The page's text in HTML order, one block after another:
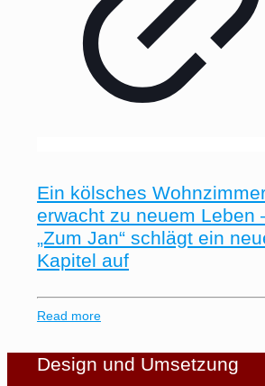
Ein kölsches
erwacht zu neuem Leben
„Zum Jan“ schlägt ein
Kapitel auf
Read more
Design und Umsetzung